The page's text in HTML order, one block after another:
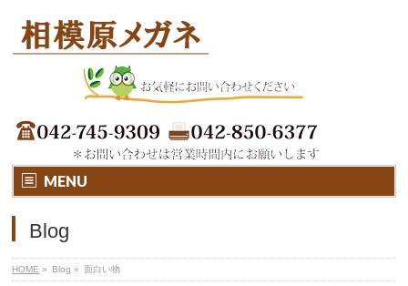
MENU
Blog
HOME » Blog » 面白い物